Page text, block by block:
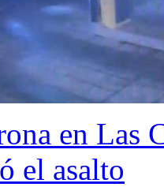
en Las
el asalto